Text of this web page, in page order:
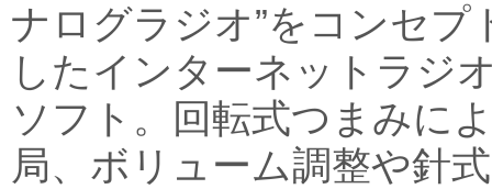
ナログラジオ”をコンセプ
したインターネットラジ
ソフト。回転式つまみに
局、ボリューム調整や針